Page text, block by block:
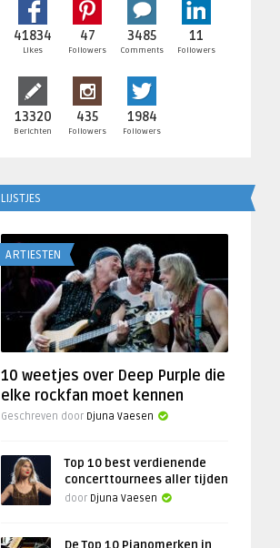
41834
Likes
47
Followers
3485
Comments
11
Followers
13320
Berichten
435
Followers
1984
Followers
LIJSTJES
ARTIESTEN
10 weetjes over Deep Purple die
elke rockfan moet kennen
Geschreven door Djuna Vaesen
Top 10 best verdienende
concerttournees aller tijden
door Djuna Vaesen